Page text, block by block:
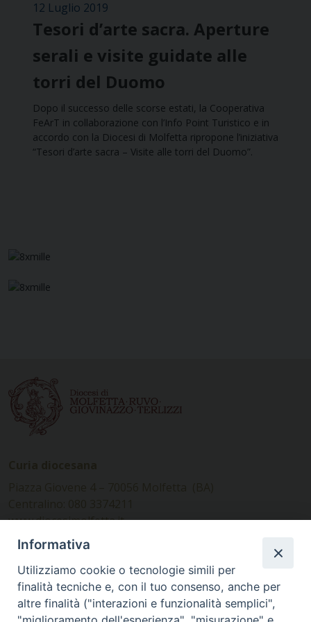
12 Luglio 2019
Tesori d’arte sacra. Aperture
serali e visite guidate alle
torri del Duomo
Dopo il successo delle scorse estati, la Cooperativa
FeArT in collaborazione con l’Info Point Turistico e in
accordo con la Diocesi di Molfetta ripropone l’iniziativa
“Tesori d’arte sacra – Visite alle torri del Duomo”.
www.diocesimolfetta.it –
diocesimolfetta@pec.chiesacattolica.it
Ufficio Comunicazioni sociali
Piazza Giovene 4 – 70056 Molfetta (BA)
Informativa
Utilizziamo cookie o tecnologie simili per
finalità tecniche e, con il tuo consenso, anche per
altre finalità ("interazioni e funzionalità semplici",